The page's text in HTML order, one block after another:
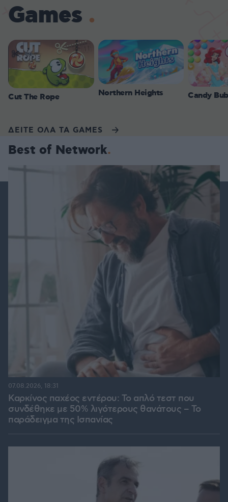
Games
Cut The Rope Northern Heights Candy
ΔΕΙΤΕ ΟΛΑ ΤΑ GAMES
Best of Network
Καρκίνος παχέος εντέρου: Το απλό τεστ που
συνδέθηκε με 50% λιγότερους θανάτους – Το
παράδειγμα της Ισπανίας
07.08.2026, 18:31